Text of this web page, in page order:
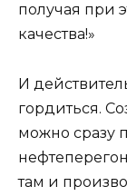
получая при
качества!»
И
гордиться.
можно сразу
там и